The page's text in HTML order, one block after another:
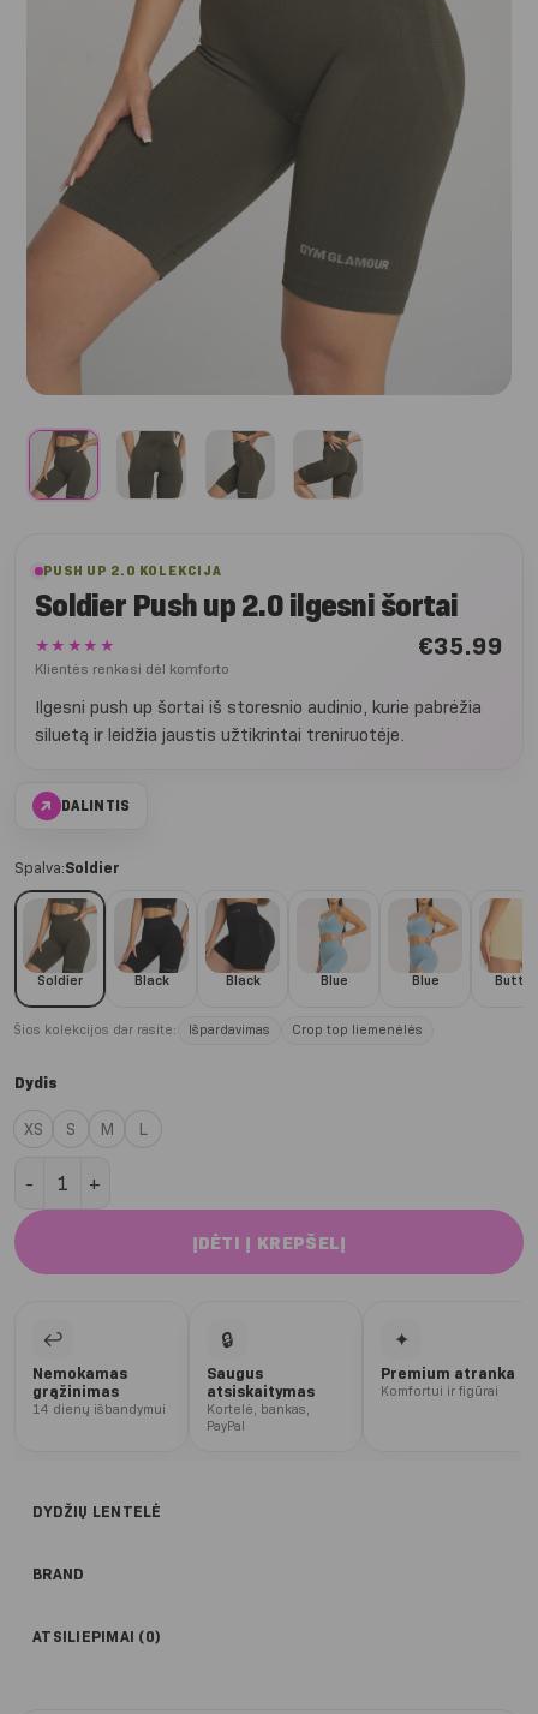
PUSH UP 2.0 KOLEKCIJA
Soldier Push up 2.0 ilgesni šortai
★★★★★
Klientės renkasi dėl komforto
€35.99
Ilgesni push up šortai iš storesnio audinio, kurie pabrėžia
siluetą ir leidžia jaustis užtikrintai treniruotėje.
↗ DALINTIS
Spalva:Soldier
Soldier Black Black Blue Blue Butter
Šios kolekcijos dar rasite: Išpardavimas Crop top liemenėlės
Dydis
XS S M
L
ĮDĖTI Į KREPŠELĮ
↩
Nemokamas
grąžinimas
14 dienų išbandymui
🔒
Saugus
atsiskaitymas
Kortelė, bankas,
PayPal
✦
Premium atranka
Komfortui ir figūrai
DYDŽIŲ LENTELĖ
BRAND
ATSILIEPIMAI (0)